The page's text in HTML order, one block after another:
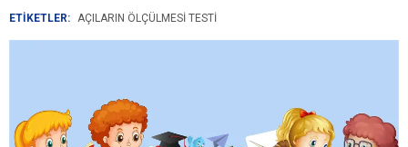
ETİKETLER: AÇILARIN ÖLÇÜLMESI TESTI